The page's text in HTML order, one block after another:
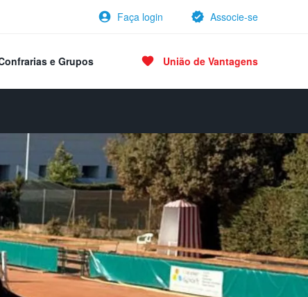
e Grupos União de Vantagens
Faça login Associe-se